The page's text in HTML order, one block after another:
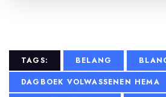
TAGS: BELANG
DAGBOEK VOLWASSENEN HEMA